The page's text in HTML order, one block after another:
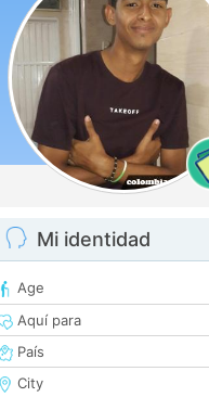
Mi identidad
Age
Aquí para
País
City